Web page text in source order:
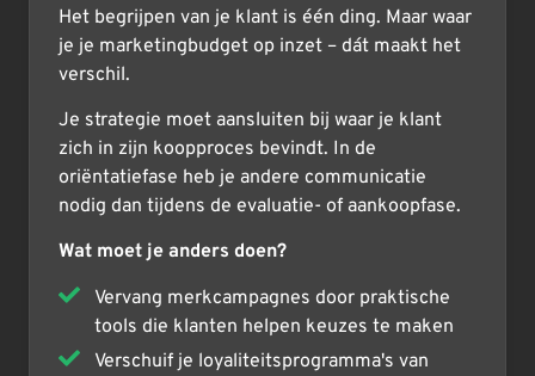
Het begrijpen van je klant is één ding. Maar waar
je je marketingbudget op inzet – dát maakt het
verschil.
Je strategie moet aansluiten bij waar je klant
zich in zijn koopproces bevindt. In de
oriëntatiefase heb je andere communicatie
nodig dan tijdens de evaluatie- of aankoopfase.
Wat moet je anders doen?
Vervang merkcampagnes door praktische
tools die klanten helpen keuzes te maken
Verschuif je loyaliteitsprogramma's van